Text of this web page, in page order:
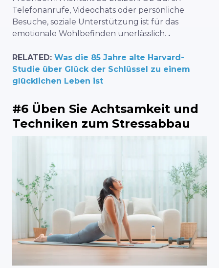
Telefonanrufe, Videochats oder persönliche
Besuche, soziale Unterstützung ist für das
emotionale Wohlbefinden unerlässlich. .
RELATED: Was die 85 Jahre alte Harvard-
Studie über Glück der Schlüssel zu einem
glücklichen Leben ist
#6 Üben Sie Achtsamkeit und
Techniken zum Stressabbau